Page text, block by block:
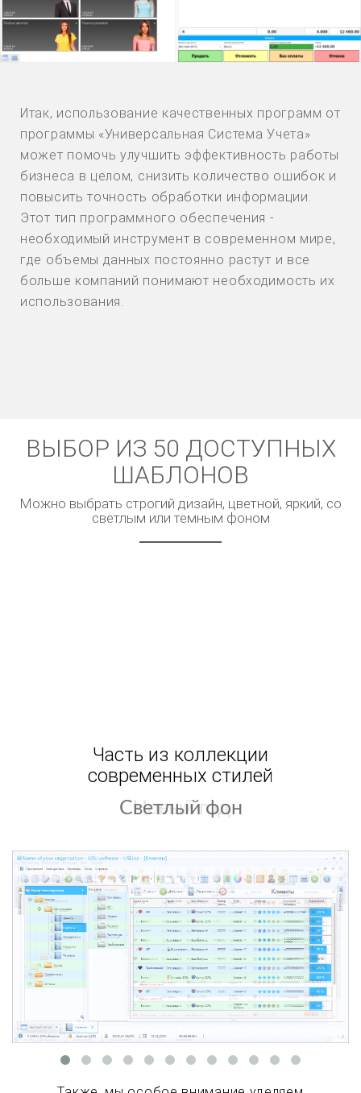
Итак, использование качественных программ от
программы «Универсальная Система Учета»
может помочь улучшить эффективность работы
бизнеса в целом, снизить количество ошибок и
повысить точность обработки информации.
Этот тип программного обеспечения -
необходимый инструмент в современном мире,
где объемы данных постоянно растут и все
больше компаний понимают необходимость их
использования.
ВЫБОР ИЗ 50 ДОСТУПНЫХ
ШАБЛОНОВ
Можно выбрать строгий дизайн, цветной, яркий, со
светлым или темным фоном
Часть из коллекции
современных стилей
Светлый фон